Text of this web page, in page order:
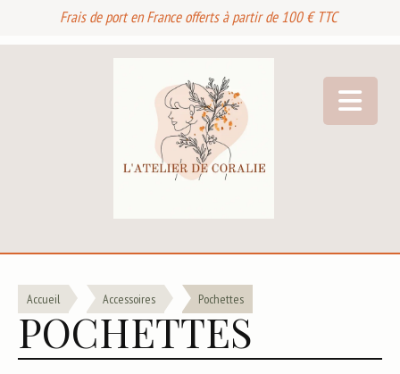
Frais de port en France offerts à partir de 100 € TTC
Accueil Accessoires Pochettes
POCHETTES